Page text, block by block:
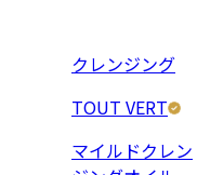
クレンジング
TOUT VERT
マイルドクレン